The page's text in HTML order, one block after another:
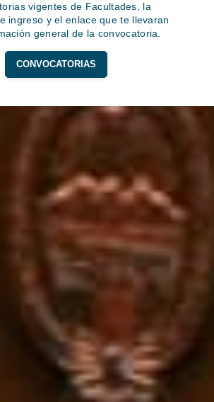
vigentes de Facultades, la
ingreso y el enlace que te llevaran
general de la convocatoria.
CONVOCATORIAS